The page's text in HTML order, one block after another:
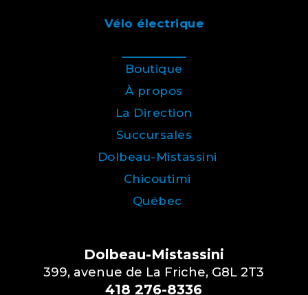
Vélo électrique
Boutique
À propos
La Direction
Succursales
Dolbeau-Mistassini
Chicoutimi
Québec
Dolbeau-Mistassini
399, avenue de La Friche, G8L 2T3
418 276-8336